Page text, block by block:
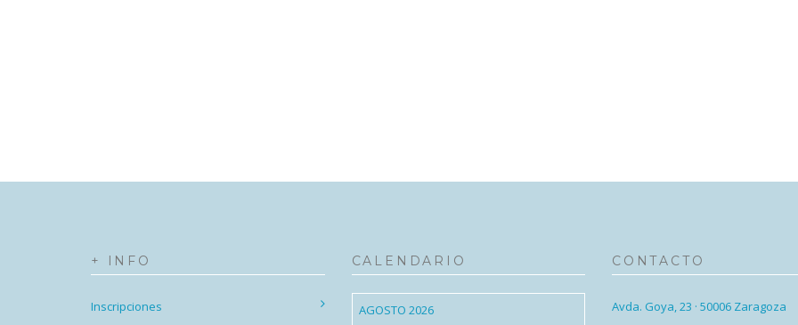
+ INFO
Inscripciones
CALENDARIO
AGOSTO 2026
CONTACTO
Avda. Goya, 23 · 50006 Zaragoza